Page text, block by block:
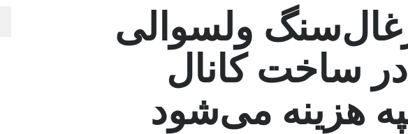
ولسوالی
ساخت کانال
هزینه می‌شود